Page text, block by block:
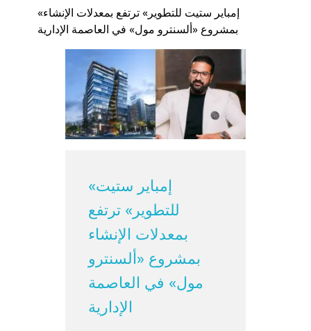
«إمباير ستيت للتطوير» ترتفع بمعدلات الإنشاء
بمشروع «ألسنترو مول» في العاصمة الإدارية
«إمباير ستيت
للتطوير» ترتفع
بمعدلات الإنشاء
بمشروع «ألسنترو
مول» في العاصمة